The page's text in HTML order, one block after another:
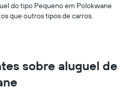
do tipo Pequeno em Polokwane
que outros tipos de carros.
sobre aluguel de